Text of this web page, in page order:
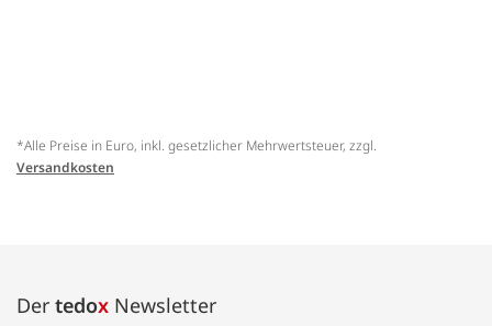
*Alle Preise in Euro, inkl. gesetzlicher Mehrwertsteuer, zzgl.
Versandkosten
Der tedox Newsletter